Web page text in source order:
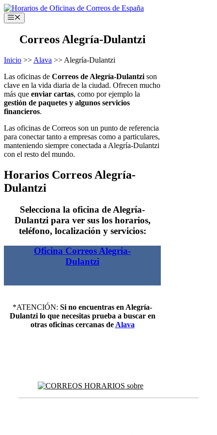
Saltar
al
contenido
Menú
Correos Alegría-Dulantzi
Inicio >> Alava >> Alegría-Dulantzi
Las oficinas de Correos de Alegría-Dulantzi son
clave en la vida diaria de la ciudad. Ofrecen mucho
más que enviar cartas, como por ejemplo la
gestión de paquetes y algunos servicios
financieros.
Las oficinas de Correos son un punto de referencia
para conectar tanto a empresas como a particulares,
manteniendo siempre conectada a Alegría-Dulantzi
con el resto del mundo.
Horarios Correos Alegría-
Dulantzi
Selecciona la oficina de Alegría-
Dulantzi para ver sus los horarios,
teléfono, localización y servicios:
Oficina Correos Alegria-
Dulantzi
*ATENCIÓN: Si no encuentras en Alegría-
Dulantzi lo que necesitas prueba a buscar en
otras oficinas cercanas de Alava